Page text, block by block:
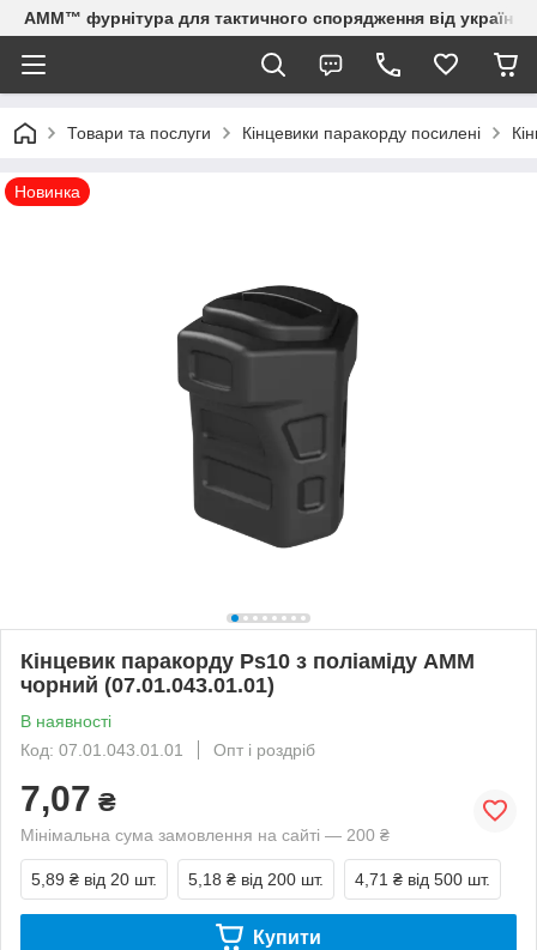
AMM™ фурнітура для тактичного спорядження від
Товари та послуги Кінцевики паракорду посилені
Новинка
Кінцевик паракорду Ps10 з поліаміду AMM
чорний (07.01.043.01.01)
В наявності
Код: 07.01.043.01.01
Опт і роздріб
7,07 ₴
Мінімальна сума замовлення на сайті — 200 ₴
5,89 ₴ від 20 шт. 5,18 ₴ від 200 шт. 4,71 ₴ від 500 шт.
Купити